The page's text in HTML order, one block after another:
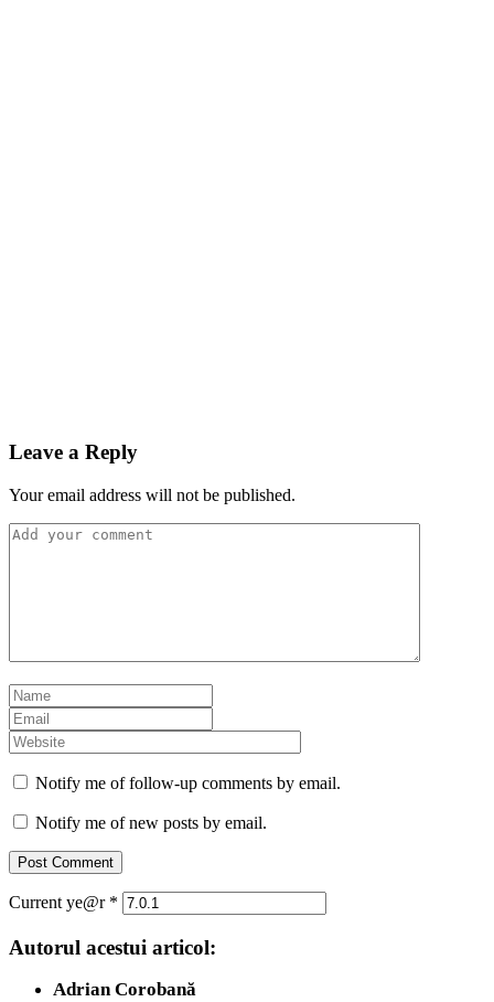
Leave a Reply
Your email address will not be published.
Notify me of follow-up comments by email.
Notify me of new posts by email.
Current ye@r *
Autorul acestui articol:
Adrian Corobană